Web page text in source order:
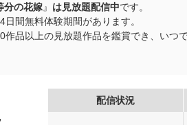
分の花嫁』 は見放題配信中です。
間無料体験期間があります。
品以上の見放題作品を鑑賞でき、いつ
配信状況